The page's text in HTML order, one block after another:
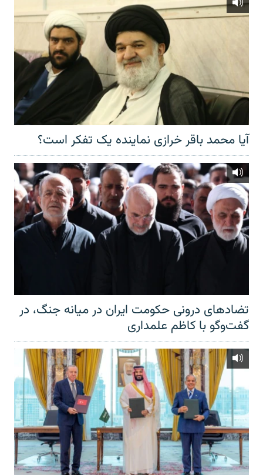
آیا محمد باقر خرازی نماینده یک تفکر است؟
تضادهای درونی حکومت ایران در میانه جنگ، در
گفت‌‌وگو با کاظم علمداری